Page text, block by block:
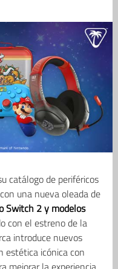
catálogo de periféricos
una nueva oleada de
Switch 2 y modelos
con el estreno de la
introduce nuevos
estética icónica con